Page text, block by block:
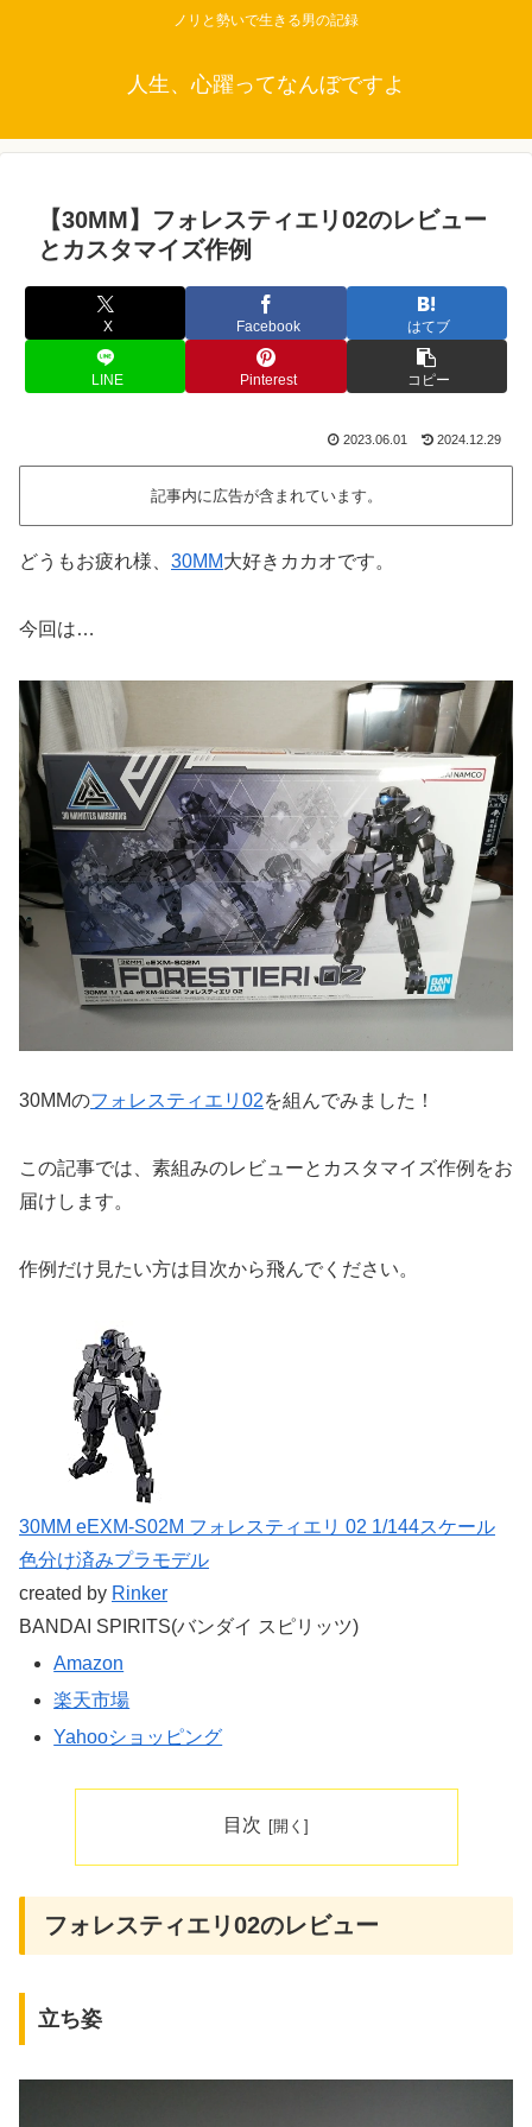
ノリと勢いで生きる男の記録
人生、心躍ってなんぼですよ
【30MM】フォレスティエリ02のレビュー
とカスタマイズ作例
X Facebook はてブ
LINE Pinterest コピー
2023.06.01 2024.12.29
記事内に広告が含まれています。
どうもお疲れ様、 30MM大好きカカオです。
今回は…
30MMのフォレスティエリ02を組んでみました！
この記事では、素組みのレビューとカスタマイズ作例をお
届けします。
作例だけ見たい方は目次から飛んでください。
30MM eEXM-S02M フォレスティエリ 02 1/144スケール
色分け済みプラモデル
created by Rinker
BANDAI SPIRITS(バンダイ スピリッツ)
Amazon
楽天市場
Yahooショッピング
目次
フォレスティエリ02のレビュー
立ち姿